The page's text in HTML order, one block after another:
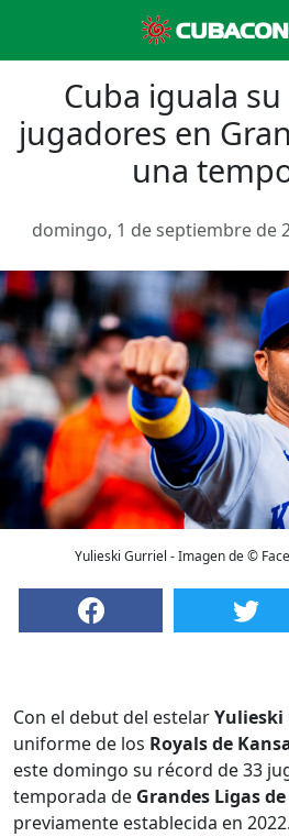
Cuba iguala
jugadores en
una
domingo, 1 de septiembre de
Yulieski Gurriel - Imagen de ©
Con el debut del estelarYulieski
uniforme de los Royals de
este domingo su récord de 33
temporada de Grandes Ligas
previamente establecida en 2022.